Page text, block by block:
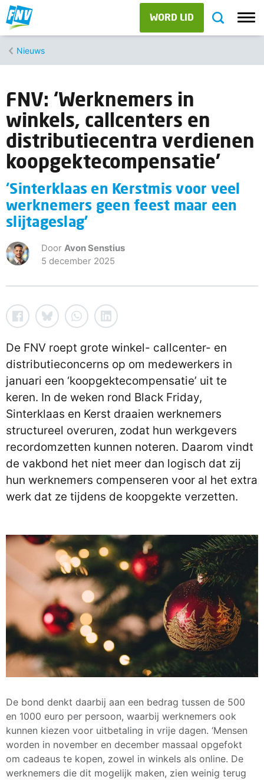
WORD LID
Nieuws
FNV: ‘Werknemers in
winkels, callcenters en
distributiecentra verdienen
koopgektecompensatie’
‘Sinterklaas en Kerstmis voor veel
werknemers geen feest maar een
slijtageslag’
Door Avon Senstius
5 december 2025
De FNV roept grote winkel- callcenter- en
distributieconcerns op om medewerkers in
januari een ‘koopgektecompensatie’ uit te
keren. In de weken rond Black Friday,
Sinterklaas en Kerst draaien werknemers
structureel overuren, zodat hun werkgevers
recordomzetten kunnen noteren. Daarom vindt
de vakbond het niet meer dan logisch dat zij
hun werknemers compenseren voor al het extra
werk dat ze tijdens de koopgekte verzetten.
De bond denkt daarbij aan een bedrag tussen de 500
en 1000 euro per persoon, waarbij werknemers ook
kunnen kiezen voor uitbetaling in vrije dagen. ‘Mensen
worden in november en december massaal opgefokt
om cadeaus te kopen, zowel in winkels als online. De
werknemers die dit mogelijk maken, zien weinig terug